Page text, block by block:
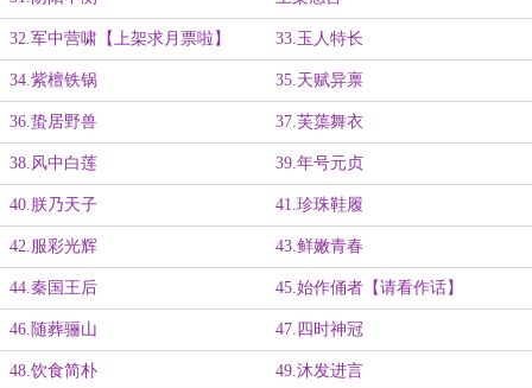
32.军中营啸【上架求月票啦】 33.玉人特长
34.紫檀铁锅 35.天赋异禀
36.蛰居野兽 37.芙蕖舞衣
38.风中白莲 39.年号元贞
40.朕乃天子 41.珍珠鞋履
42.服彩光辉 43.鲜嫩青春
44.秦国王后 45.始作俑者【请看作话】
46.随葬骊山 47.四时神冠
48.饮食简朴 49.沐发进言